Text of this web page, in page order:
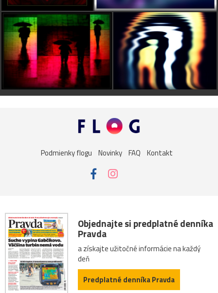
Podmienky flogu Novinky FAQ Kontakt
Objednajte si predplatné denníka
Pravda
a získajte užitočné informácie na každý
deň
Predplatné denníka Pravda